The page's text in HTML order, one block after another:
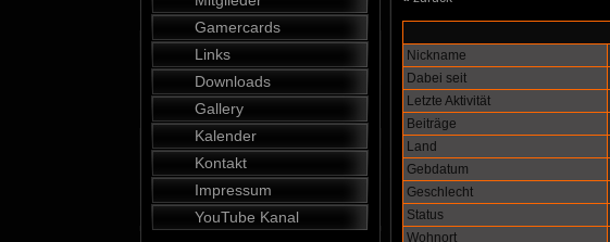
Gamercards
Links
Downloads
Gallery
Kalender
Kontakt
Impressum
YouTube Kanal
Nickname
Dabei seit
Letzte Aktivität
Beiträge
Land
Gebdatum
Geschlecht
Status
Wohnort